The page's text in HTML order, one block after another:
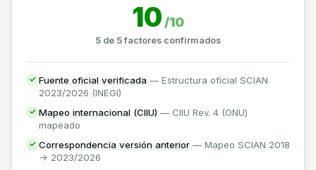
10 /10
5 de 5 factores confirmados
✓ Fuente oficial verificada — Estructura oficial SCIAN
2023/2026 (INEGI)
✓ Mapeo internacional (CIIU) — CIIU Rev. 4 (ONU)
mapeado
✓ Correspondencia versión anterior — Mapeo SCIAN 2018
-> 2023/2026